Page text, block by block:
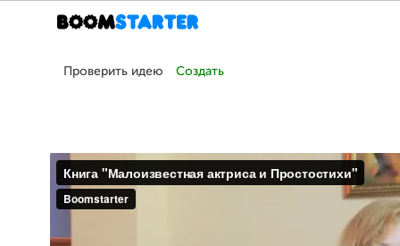
Проверить идею Создать